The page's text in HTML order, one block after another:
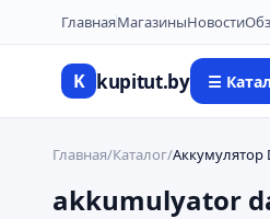
ГлавнаяМагазиныНовости
K kupitut.by ☰
Главная/Каталог/Аккумулятор
akkumulyator